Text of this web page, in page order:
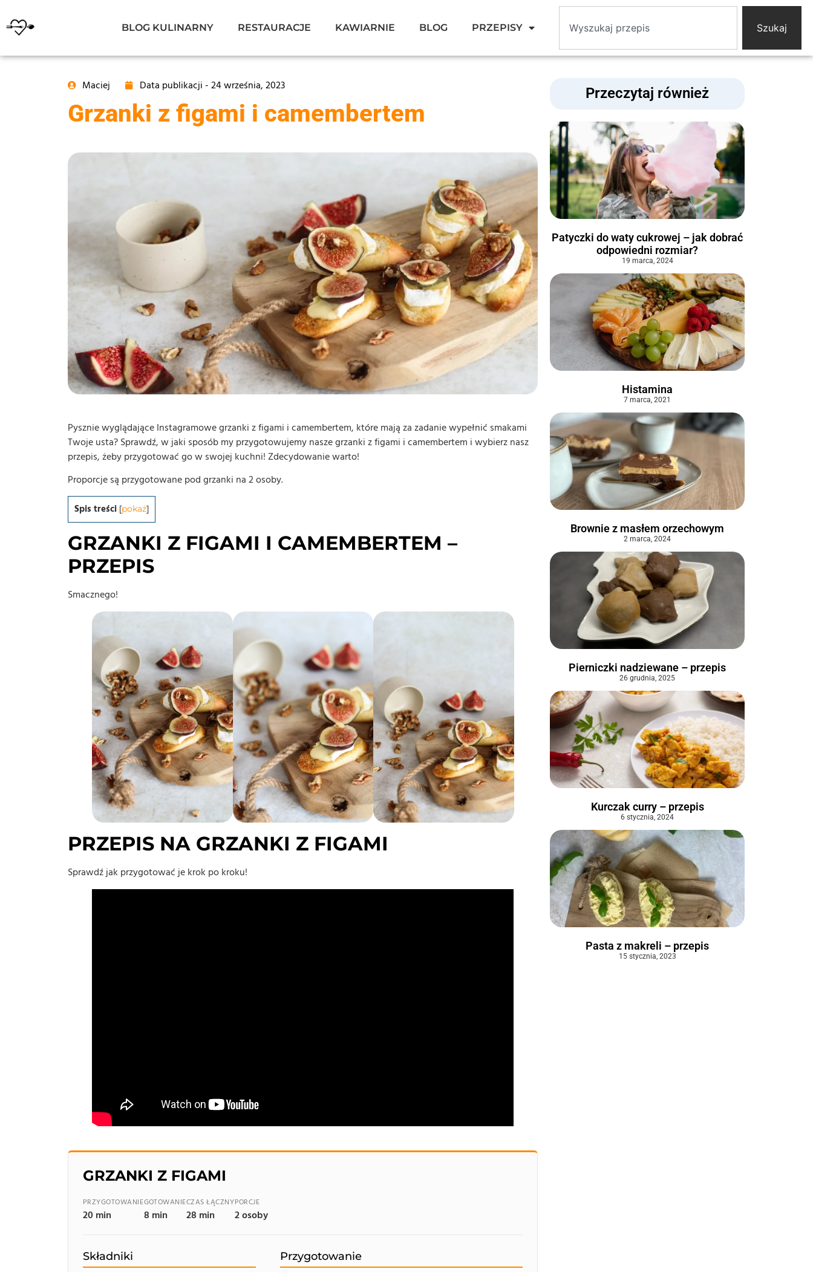
BLOG KULINARNY RESTAURACJE KAWIARNIE BLOG PRZEPISY Szukaj
Maciej Data publikacji - 24 września, 2023
Grzanki z figami i camembertem
Pysznie wyglądające Instagramowe grzanki z figami i camembertem, które mają za zadanie wypełnić smakami
Twoje usta? Sprawdź, w jaki sposób my przygotowujemy nasze grzanki z figami i camembertem i wybierz nasz
przepis, żeby przygotować go w swojej kuchni! Zdecydowanie warto!
Proporcje są przygotowane pod grzanki na 2 osoby.
Spis treści [pokaż]
GRZANKI Z FIGAMI I CAMEMBERTEM –
PRZEPIS
Smacznego!
PRZEPIS NA GRZANKI Z FIGAMI
Sprawdź jak przygotować je krok po kroku!
GRZANKI Z FIGAMI
PRZYGOTOWANIE
20 min
GOTOWANIE
8 min
CZAS ŁĄCZNY
28 min
PORCJE
2 osoby
Składniki Przygotowanie
Przeczytaj również
Patyczki do waty cukrowej – jak dobrać
odpowiedni rozmiar?
19 marca, 2024
Histamina
7 marca, 2021
Brownie z masłem orzechowym
2 marca, 2024
Pierniczki nadziewane – przepis
26 grudnia, 2025
Kurczak curry – przepis
6 stycznia, 2024
Pasta z makreli – przepis
15 stycznia, 2023